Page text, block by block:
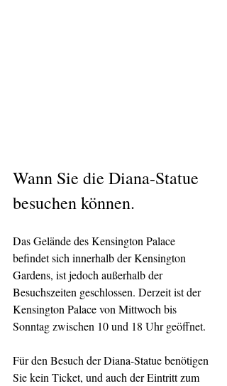
Wann Sie die Diana-Statue
besuchen können.
Das Gelände des Kensington Palace
befindet sich innerhalb der Kensington
Gardens, ist jedoch außerhalb der
Besuchszeiten geschlossen. Derzeit ist der
Kensington Palace von Mittwoch bis
Sonntag zwischen 10 und 18 Uhr geöffnet.
Für den Besuch der Diana-Statue benötigen
Sie kein Ticket, und auch der Eintritt zum